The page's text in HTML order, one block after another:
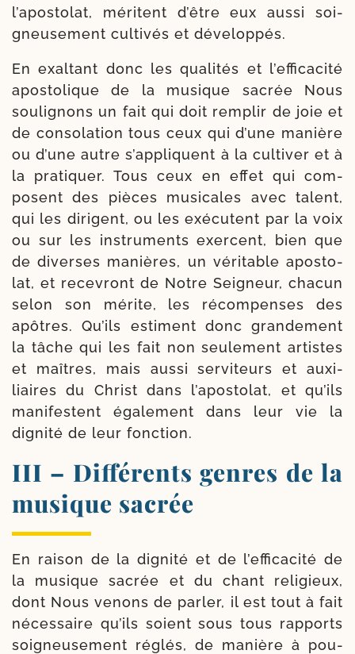
l’apostolat, méritent d’être eux aus­si soi­
gneu­se­ment culti­vés et développés.
En exal­tant donc les qua­li­tés et l’efficacité
apos­to­lique de la musique sacrée Nous
sou­li­gnons un fait qui doit rem­plir de joie et
de conso­la­tion tous ceux qui d’une manière
ou d’une autre s’appliquent à la culti­ver et à
la pra­ti­quer. Tous ceux en effet qui com­
posent des pièces musi­cales avec talent,
qui les dirigent, ou les exé­cutent par la voix
ou sur les ins­tru­ments exercent, bien que
de diverses manières, un véri­table apos­to­
lat, et rece­vront de Notre Seigneur, cha­cun
selon son mérite, les récom­penses des
apôtres. Qu’ils estiment donc gran­de­ment
la tâche qui les fait non seule­ment artistes
et maîtres, mais aus­si ser­vi­teurs et auxi­
liaires du Christ dans l’apostolat, et qu’ils
mani­festent éga­le­ment dans leur vie la
digni­té de leur fonction.
III – Différents genres de la
musique sacrée
En rai­son de la digni­té et de l’efficacité de
la musique sacrée et du chant reli­gieux,
dont Nous venons de par­ler, il est tout à fait
néces­saire qu’ils soient sous tous rap­ports
soi­gneu­se­ment réglés, de manière à pou­